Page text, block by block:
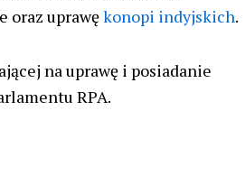
oraz uprawękonopi indyjskich.
na uprawę i posiadanie
RPA.